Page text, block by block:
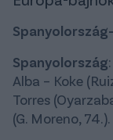
Spanyolország
Alba – Koke
Torres
(G. Moreno, 74.).